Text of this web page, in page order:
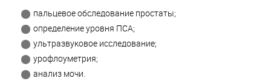
пальцевое обследование простаты;
определение уровня ПСА;
ультразвуковое исследование;
урофлоуметрия;
анализ мочи.